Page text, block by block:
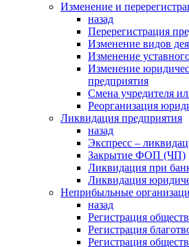
Изменение и
назад
Перерегистрация
Изменение видов
Изменение
Изменение
предприятия
Смена учредителя
Реорганизация
Ликвидация предприятия
назад
Экспресс –
Закрытие ФОП (ЧП)
Ликвидация при
Ликвидация
Неприбыльные
назад
Регистрация
Регистрация
Регистрация